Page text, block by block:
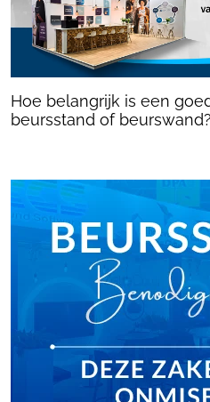
Hoe belangrijk is een
beursstand of beurswand?